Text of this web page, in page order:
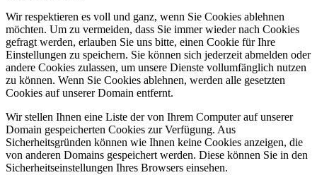
Wir respektieren es voll und ganz, wenn Sie Cookies ablehnen
möchten. Um zu vermeiden, dass Sie immer wieder nach Cookies
gefragt werden, erlauben Sie uns bitte, einen Cookie für Ihre
Einstellungen zu speichern. Sie können sich jederzeit abmelden oder
andere Cookies zulassen, um unsere Dienste vollumfänglich nutzen
zu können. Wenn Sie Cookies ablehnen, werden alle gesetzten
Cookies auf unserer Domain entfernt.
Wir stellen Ihnen eine Liste der von Ihrem Computer auf unserer
Domain gespeicherten Cookies zur Verfügung. Aus
Sicherheitsgründen können wie Ihnen keine Cookies anzeigen, die
von anderen Domains gespeichert werden. Diese können Sie in den
Sicherheitseinstellungen Ihres Browsers einsehen.